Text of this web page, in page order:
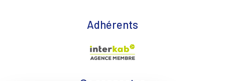
Adhérents